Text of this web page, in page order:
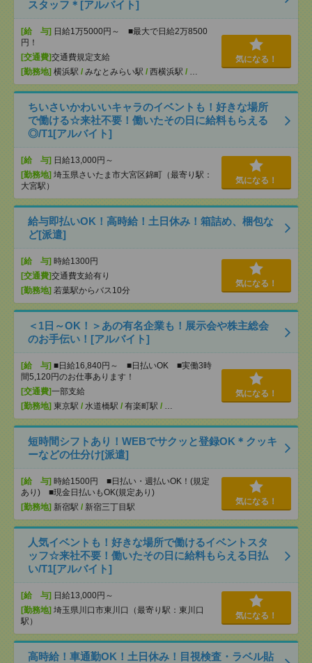
スタッフ＊[アルバイト]
[給 与] 日給1万5000円～ ■最大で日給2万8500
円！
[交通費]交通費規定支給
[勤務地] 横浜駅 / みなとみらい駅 / 西横浜駅 / …
気になる！
ちいさいかわいいキャラのイベントも！好きな場所
で働ける☆来社不要！働いたその日に給料もらえる
◎/T1[アルバイト]
[給 与] 日給13,000円～
[勤務地] 埼玉県さいたま市大宮区錦町（最寄り駅：
大宮駅）
気になる！
給与即払いOK！高時給！土日休み！箱詰め、梱包な
ど[派遣]
[給 与] 時給1300円
[交通費]交通費支給有り
[勤務地] 若葉駅からバス10分
気になる！
＜1日～OK！＞あの有名企業も！展示会や株主総会
のお手伝い！[アルバイト]
[給 与] ■日給16,840円～ ■日払いOK ■実働3時
間5,120円のお仕事あります！
[交通費]一部支給
[勤務地] 東京駅 / 水道橋駅 / 有楽町駅 / …
気になる！
短時間シフトあり！WEBでサクッと登録OK＊クッキ
ーなどの仕分け[派遣]
[給 与] 時給1500円 ■日払い・週払いOK！(規定
あり) ■現金日払いもOK(規定あり)
[勤務地] 新宿駅 / 新宿三丁目駅
気になる！
人気イベントも！好きな場所で働けるイベントスタ
ッフ☆来社不要！働いたその日に給料もらえる日払
い/T1[アルバイト]
[給 与] 日給13,000円～
[勤務地] 埼玉県川口市東川口（最寄り駅：東川口
駅）
気になる！
高時給！車通勤OK！土日休み！目視検査・ラベル貼